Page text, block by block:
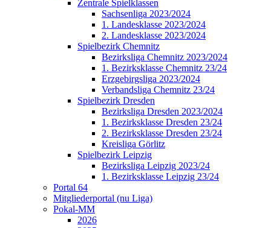
Zentrale Spielklassen
Sachsenliga 2023/2024
1. Landesklasse 2023/2024
2. Landesklasse 2023/2024
Spielbezirk Chemnitz
Bezirksliga Chemnitz 2023/2024
1. Bezirksklasse Chemnitz 23/24
Erzgebirgsliga 2023/2024
Verbandsliga Chemnitz 23/24
Spielbezirk Dresden
Bezirksliga Dresden 2023/2024
1. Bezirksklasse Dresden 23/24
2. Bezirksklasse Dresden 23/24
Kreisliga Görlitz
Spielbezirk Leipzig
Bezirksliga Leipzig 2023/24
1. Bezirksklasse Leipzig 23/24
Portal 64
Mitgliederportal (nu Liga)
Pokal-MM
2026